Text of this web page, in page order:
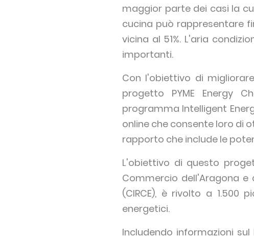
maggior parte dei casi la
cucina può rappresentare
vicina al 51%. L'aria
importanti.
Con l'obiettivo di
progetto PYME Energy
programma Intelligent
online che consente loro di
rapporto che include le
L'obiettivo di questo
Commercio dell'Aragona e
(CIRCE), è rivolto a 1.500
energetici.
Includendo informazioni